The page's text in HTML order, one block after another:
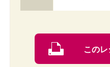
このレ